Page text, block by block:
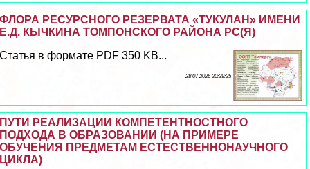
ФЛОРА РЕСУРСНОГО РЕЗЕРВАТА «ТУКУЛАН» ИМЕНИ
Е.Д. КЫЧКИНА ТОМПОНСКОГО РАЙОНА РС(Я)
Статья в формате PDF 350 KB...
28 07 2026 20:29:25
ПУТИ РЕАЛИЗАЦИИ КОМПЕТЕНТНОСТНОГО
ПОДХОДА В ОБРАЗОВАНИИ (НА ПРИМЕРЕ
ОБУЧЕНИЯ ПРЕДМЕТАМ ЕСТЕСТВЕННОНАУЧНОГО
ЦИКЛА)